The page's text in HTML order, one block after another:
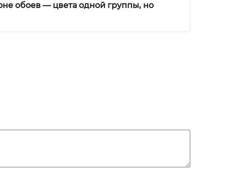
обоев — цвета одной группы, но